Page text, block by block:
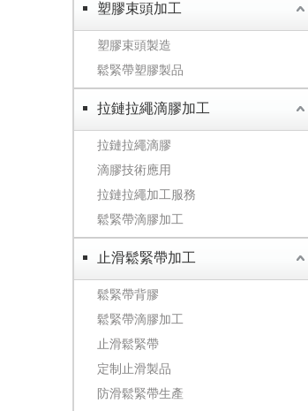
塑膠束頭加工
塑膠束頭製造
鬆緊帶塑膠製品
拉鏈拉繩滴膠加工
拉鏈拉繩滴膠
滴膠技術應用
拉鏈拉繩加工服務
鬆緊帶滴膠加工
止滑鬆緊帶加工
鬆緊帶背膠
鬆緊帶滴膠加工
止滑鬆緊帶
定制止滑製品
防滑鬆緊帶生產